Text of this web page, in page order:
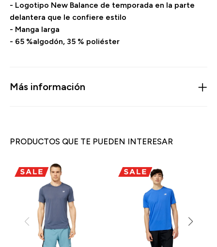
- Logotipo New Balance de temporada en la parte
delantera que le confiere estilo
- Manga larga
- 65 %algodón, 35 % poliéster
Más información
PRODUCTOS QUE TE PUEDEN INTERESAR